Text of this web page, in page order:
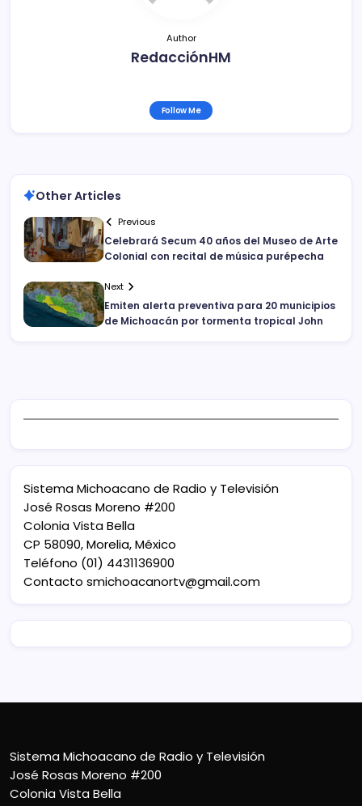
Author
RedacciónHM
Follow Me
Other Articles
Previous
Celebrará Secum 40 años del Museo de Arte
Colonial con recital de música purépecha
Next
Emiten alerta preventiva para 20 municipios
de Michoacán por tormenta tropical John
Sistema Michoacano de Radio y Televisión
José Rosas Moreno #200
Colonia Vista Bella
CP 58090, Morelia, México
Teléfono (01) 4431136900
Contacto smichoacanortv@gmail.com
Sistema Michoacano de Radio y Televisión
José Rosas Moreno #200
Colonia Vista Bella